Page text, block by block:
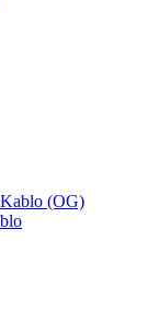
(OG)